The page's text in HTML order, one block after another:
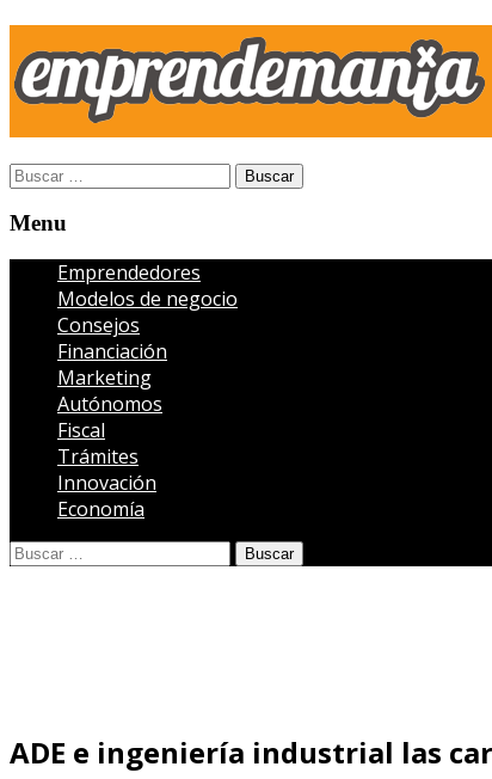
Open
search
panel
Buscar:
Menu
Menu
Emprendedores
Modelos de negocio
Consejos
Financiación
Marketing
Autónomos
Fiscal
Trámites
Innovación
Economía
Open
search
Buscar:
ADE e ingeniería industrial las